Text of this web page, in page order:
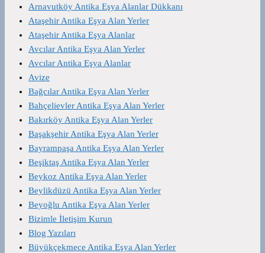
Arnavutköy Antika Eşya Alanlar Dükkanı
Ataşehir Antika Eşya Alan Yerler
Ataşehir Antika Eşya Alanlar
Avcılar Antika Eşya Alan Yerler
Avcılar Antika Eşya Alanlar
Avize
Bağcılar Antika Eşya Alan Yerler
Bahçelievler Antika Eşya Alan Yerler
Bakırköy Antika Eşya Alan Yerler
Başakşehir Antika Eşya Alan Yerler
Bayrampaşa Antika Eşya Alan Yerler
Beşiktaş Antika Eşya Alan Yerler
Beykoz Antika Eşya Alan Yerler
Beylikdüzü Antika Eşya Alan Yerler
Beyoğlu Antika Eşya Alan Yerler
Bizimle İletişim Kurun
Blog Yazıları
Büyükçekmece Antika Eşya Alan Yerler